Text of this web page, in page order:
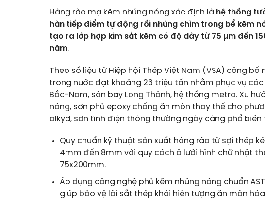
Hàng rào mạ kẽm nhúng nóng xác định là hệ thống
hàn tiếp điểm tự động rồi nhúng chìm trong bể kẽm
tạo ra lớp hợp kim sắt kẽm có độ dày từ 75 µm đến
năm.
Theo số liệu từ Hiệp hội Thép Việt Nam (VSA) công
trong nước đạt khoảng 26 triệu tấn nhằm phục vụ
Bắc-Nam, sân bay Long Thành, hệ thống metro. Xu
nóng, sơn phủ epoxy chống ăn mòn thay thế cho
alkyd, sơn tĩnh điện thông thường ngày càng phổ biến
Quy chuẩn kỹ thuật sản xuất hàng rào từ sợi thép
4mm đến 8mm với quy cách ô lưới hình chữ nhật
75x200mm.
Áp dụng công nghệ phủ kẽm nhúng nóng chuẩn
giúp bảo vệ lõi sắt thép khỏi hiện tượng ăn mòn hóa